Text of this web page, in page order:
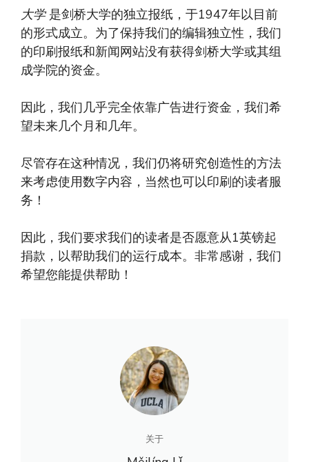
大学是剑桥大学的独立报纸，于1947年以目前
的形式成立。为了保持我们的编辑独立性，我们
的印刷报纸和新闻网站没有获得剑桥大学或其组
成学院的资金。
因此，我们几乎完全依靠广告进行资金，我们希
望未来几个月和几年。
尽管存在这种情况，我们仍将研究创造性的方法
来考虑使用数字内容，当然也可以印刷的读者服
务！
因此，我们要求我们的读者是否愿意从1英镑起
捐款，以帮助我们的运行成本。非常感谢，我们
希望您能提供帮助！
关于